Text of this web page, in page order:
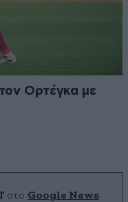
Ορτέγκα με
στο Google News